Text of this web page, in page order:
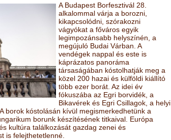
A Budapest Borfesztivál 28.
alkalommal várja a borozni,
kikapcsolódni, szórakozni
vágyókat a főváros egyik
legimpozánsabb helyszínén, a
megújuló Budai Várban. A
vendégek nappal és este is
káprázatos panoráma
társaságában kóstolhatják meg a
közel 200 hazai és külföldi kiállító
több ezer borát. Az idei év
fókuszába az Egri borvidék, a
Bikavérek és Egri Csillagok, a helyi
borok kóstolásán kívül megismerkedhetünk a
borunk készítésének titkaival. Európa
kultúra találkozását gazdag zenei és
is felejthetetlenné.